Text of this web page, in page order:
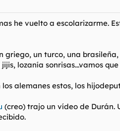
he vuelto a escolarizarme.
griego, un turco, una
lozanía sonrisas...vamos
alemanes estos, los
(creo) trajo un vídeo de